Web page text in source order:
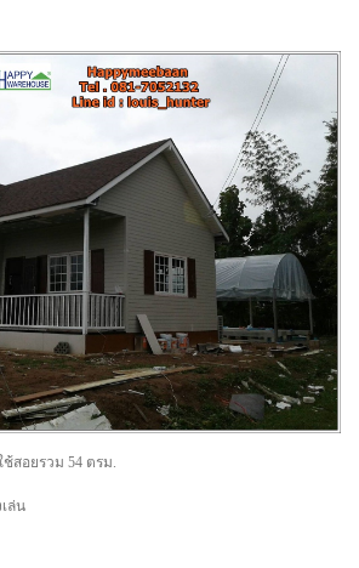
สอยรวม 54 ตรม.
ล่น